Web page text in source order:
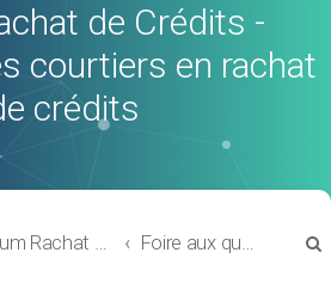
de Crédits -
courtiers en rachat
crédits
Forum Rachat de Crédits Foire aux questions (Questions posées fréquemment)